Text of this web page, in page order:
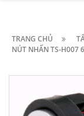
TRANG CHỦ
NÚT NHẤN TS-H007